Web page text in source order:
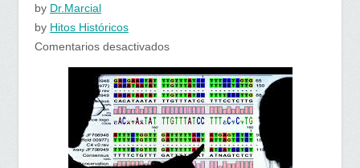
by Dr.Marcial
by Hitos Históricos
Comentarios desactivadosen
Hitos
Históricos
Nuestro
genes
verticales
y